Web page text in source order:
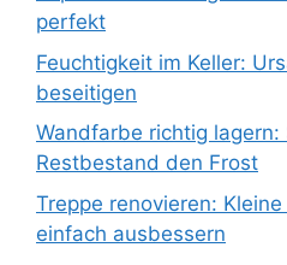
perfekt
Feuchtigkeit im Keller:
beseitigen
Wandfarbe richtig lagern:
Restbestand den Frost
Treppe renovieren:
einfach ausbessern